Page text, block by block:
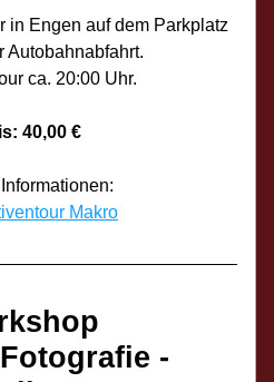
in Engen auf dem Parkplatz
Autobahnabfahrt.
ca. 20:00 Uhr.
40,00 €
Makro
-